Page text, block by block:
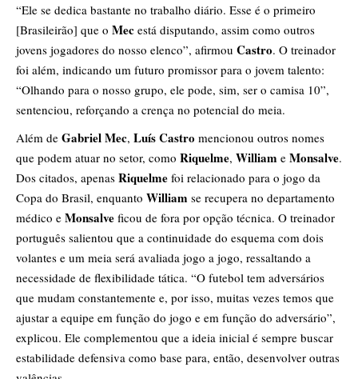
“Ele se dedica bastante no trabalho diário. Esse é o primeiro
[Brasileirão] que o Mec está disputando, assim como outros
jovens jogadores do nosso elenco”, afirmou Castro. O treinador
foi além, indicando um futuro promissor para o jovem talento:
“Olhando para o nosso grupo, ele pode, sim, ser o camisa 10”,
sentenciou, reforçando a crença no potencial do meia.
Além de Gabriel Mec, Luís Castro mencionou outros nomes
que podem atuar no setor, como Riquelme, William e Monsalve.
Dos citados, apenas Riquelme foi relacionado para o jogo da
Copa do Brasil, enquanto William se recupera no departamento
médico e Monsalve ficou de fora por opção técnica. O treinador
português salientou que a continuidade do esquema com dois
volantes e um meia será avaliada jogo a jogo, ressaltando a
necessidade de flexibilidade tática. “O futebol tem adversários
que mudam constantemente e, por isso, muitas vezes temos que
ajustar a equipe em função do jogo e em função do adversário”,
explicou. Ele complementou que a ideia inicial é sempre buscar
estabilidade defensiva como base para, então, desenvolver outras